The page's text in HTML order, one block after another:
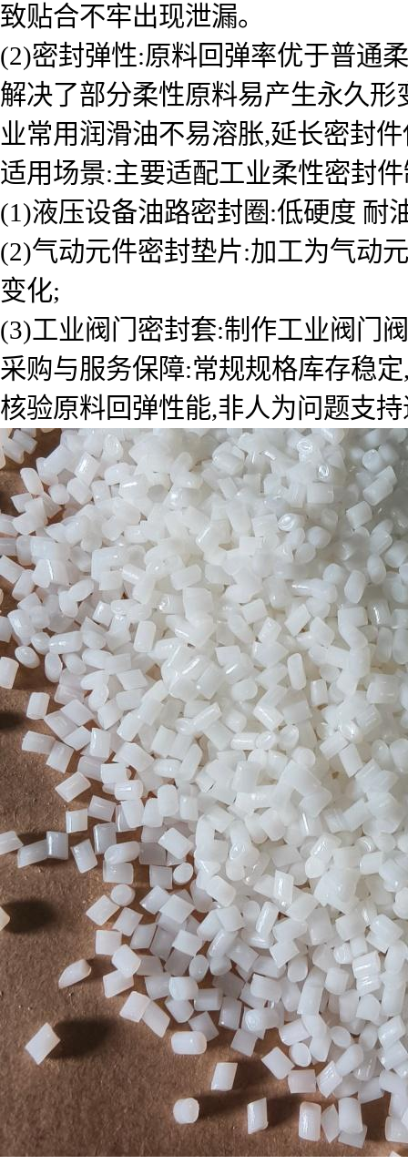
致贴合不牢出现泄漏。
(2)密封弹性:原料回弹率优于普通
解决了部分柔性原料易产生永久
业常用润滑油不易溶胀,延长密封
适用场景:主要适配工业柔性密封
(1)液压设备油路密封圈:低硬度 耐
(2)气动元件密封垫片:加工为气动
变化;
(3)工业阀门密封套:制作工业阀门
采购与服务保障:常规规格库存稳
核验原料回弹性能,非人为问题支